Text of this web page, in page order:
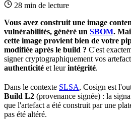
28 min de lecture
Vous avez construit une image
vulnérabilités, généré un SBOM.
cette image provient bien de votre
modifiée après le build ? C'est
signer cryptographiquement vos
authenticité et leurintégrité.
Dans le contexte SLSA, Cosign est
Build L2 (provenance signée) : la
que l'artefact a été construit par une
pas été altéré.